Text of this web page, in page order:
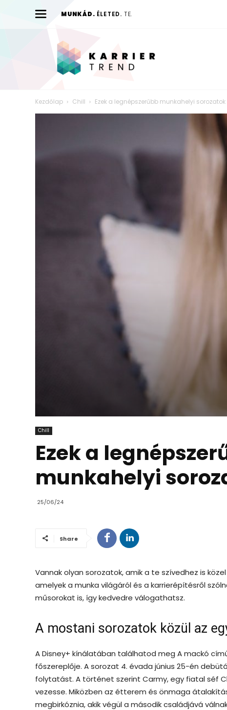
MUNKÁD. ÉLETED. TE.
Kezdőlap Chill Ezek a legnépszerűbb munkahelyi sorozatok
Chill
Ezek a
munkahelyi
25/06/24
Share
Vannak olyan sorozatok, amik a te szívedhez is
amelyek a munka világáról és a karrierépítésről
műsorokat is, így kedvedre válogathatsz.
A mostani sorozatok közül az
A Disney+ kínálatában találhatod meg A mackó
főszereplője. A sorozat 4. évada június 25-én
folytatást. A történet szerint Carmy, egy fiatal séf
vezesse. Miközben az étterem és önmaga
megbirkóznia, akik végül a második családjává